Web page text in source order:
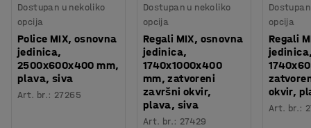
Dostupan u nekoliko
opcija
Police MIX, osnovna
jedinica,
2500x600x400 mm,
plava, siva
Art. br.: 27265
Dostupan u nekoliko
opcija
Regali MIX, osnovna
jedinica,
1740x1000x400
mm, zatvoreni
završni okvir,
plava, siva
Art. br.: 27429
opcija
Regali
okvir,
Art. br.: